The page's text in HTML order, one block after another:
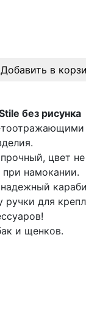
Добавить в
без рисунка
цвет не
намокании.
ручки для
и щенков.